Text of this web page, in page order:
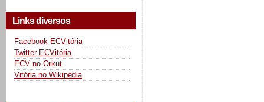
Links diversos
Facebook ECVitória
Twitter ECVitória
ECV no Orkut
Vitória no Wikipédia